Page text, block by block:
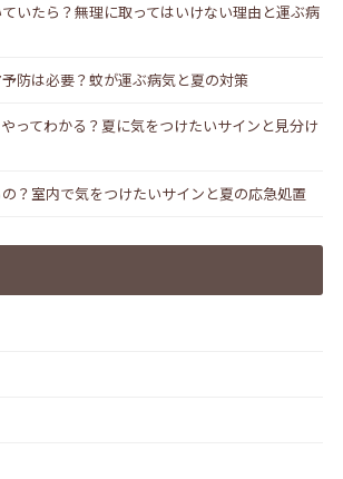
いたら？無理に取ってはいけない理由と運ぶ病
防は必要？蚊が運ぶ病気と夏の対策
ってわかる？夏に気をつけたいサインと見分け
？室内で気をつけたいサインと夏の応急処置